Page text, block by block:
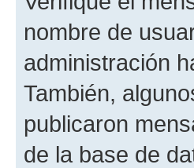
nombre de
administración
También,
publicaron
de la base de